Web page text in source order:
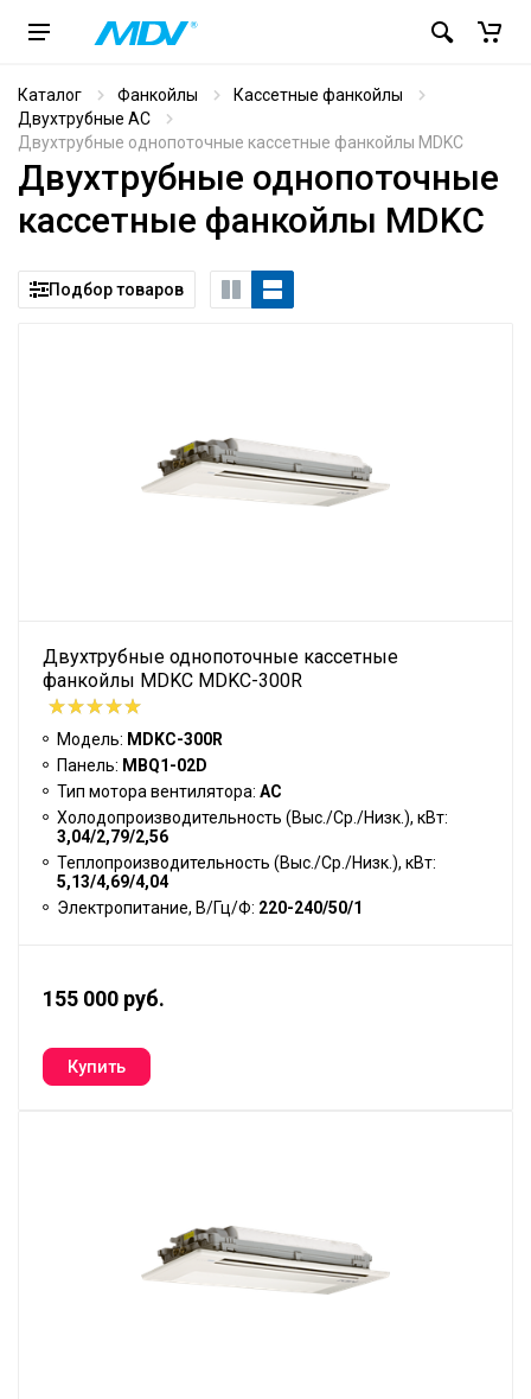
Каталог Фанкойлы
Кассетные фанкойлы
Двухтрубные AC
Двухтрубные однопоточные кассетные фанкойлы MDKC
Двухтрубные однопоточные
кассетные фанкойлы MDKC
Подбор товаров
Двухтрубные однопоточные кассетные
фанкойлы MDKC MDKC-300R
Модель: MDKC-300R
Панель: MBQ1-02D
Тип мотора вентилятора: АС
Холодопроизводительность (Выс./Ср./Низк.), кВт:
3,04/2,79/2,56
Теплопроизводительность (Выс./Ср./Низк.), кВт:
5,13/4,69/4,04
Электропитание, В/Гц/Ф: 220-240/50/1
155 000 руб.